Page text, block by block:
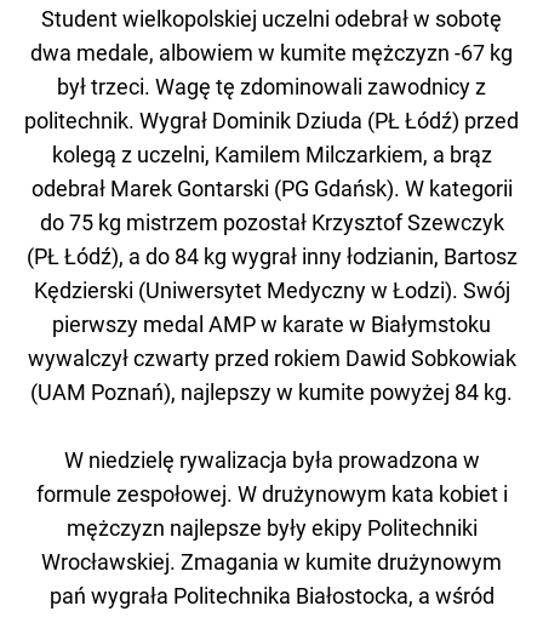
Student wielkopolskiej uczelni odebrał w sobotę
dwa medale, albowiem w kumite mężczyzn -67 kg
był trzeci. Wagę tę zdominowali zawodnicy z
politechnik. Wygrał Dominik Dziuda (PŁ Łódź) przed
kolegą z uczelni, Kamilem Milczarkiem, a brąz
odebrał Marek Gontarski (PG Gdańsk). W kategorii
do 75 kg mistrzem pozostał Krzysztof Szewczyk
(PŁ Łódź), a do 84 kg wygrał inny łodzianin, Bartosz
Kędzierski (Uniwersytet Medyczny w Łodzi). Swój
pierwszy medal AMP w karate w Białymstoku
wywalczył czwarty przed rokiem Dawid Sobkowiak
(UAM Poznań), najlepszy w kumite powyżej 84 kg.
W niedzielę rywalizacja była prowadzona w
formule zespołowej. W drużynowym kata kobiet i
mężczyzn najlepsze były ekipy Politechniki
Wrocławskiej. Zmagania w kumite drużynowym
pań wygrała Politechnika Białostocka, a wśród